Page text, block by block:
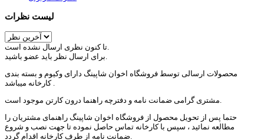
لیست نظرات
محصولات ارسالی توسط فروشگاه اخوان شاپینگ دارای وکیوم و بسته بندی
کارخانه میباشد .
حتما پس از تحویل محصول از فروشگاه اخوان شاپینگ راهنمای مشتریان را
مطالعه نمائید ، سپس با کارخانه تماس حاصل نموده تا جهت نصب و شروع